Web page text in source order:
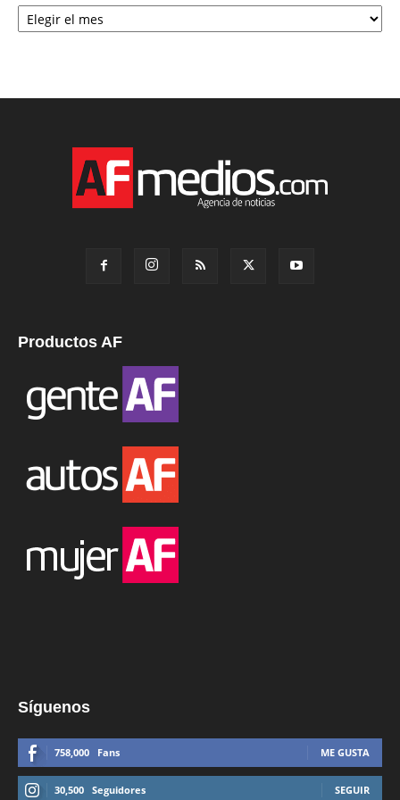
Productos AF
Síguenos
758,000 Fans ME GUSTA
30,500 Seguidores SEGUIR